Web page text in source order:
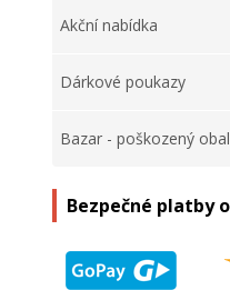
Akční nabídka
Dárkové poukazy
Bazar - poškozený obal
Bezpečné platby